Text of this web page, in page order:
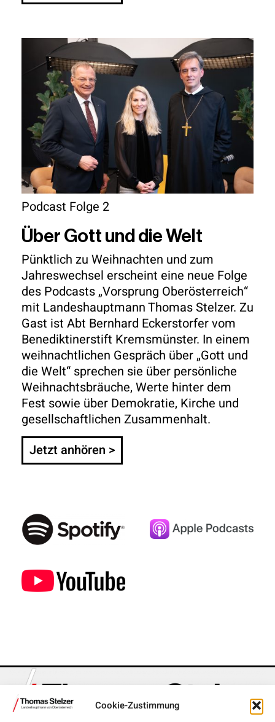
Cookie-Zustimmung
Podcast Folge 2
Über Gott und die Welt
Pünktlich zu Weihnachten und zum
Jahreswechsel erscheint eine neue Folge
des Podcasts „Vorsprung Oberösterreich“
mit Landeshauptmann Thomas Stelzer. Zu
Gast ist Abt Bernhard Eckerstorfer vom
Benediktinerstift Kremsmünster. In einem
weihnachtlichen Gespräch über „Gott und
die Welt“ sprechen sie über persönliche
Weihnachtsbräuche, Werte hinter dem
Fest sowie über Demokratie, Kirche und
gesellschaftlichen Zusammenhalt.
Jetzt anhören >